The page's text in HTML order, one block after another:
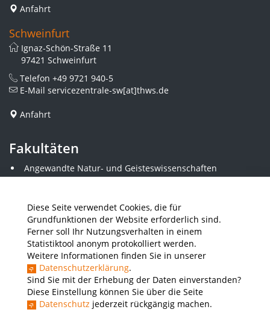
Diese Seite verwendet Cookies, die für
Grundfunktionen der Website erforderlich sind.
Ferner soll Ihr Nutzungsverhalten in einem
Statistiktool anonym protokolliert werden.
Weitere Informationen finden Sie in unserer
Datenschutzerklärung.
Sind Sie mit der Erhebung der Daten einverstanden?
Diese Einstellung können Sie über die Seite
Datenschutz jederzeit rückgängig machen.
Anfahrt
Schweinfurt
Ignaz-Schön-Straße 11
97421 Schweinfurt
Telefon +49 9721 940-5
E-Mail servicezentrale-sw[at]thws.de
Anfahrt
Fakultäten
Angewandte Natur- und Geisteswissenschaften
Angewandte Sozialwissenschaften
Elektrotechnik
Gestaltung
Informatik und Wirtschaftsinformatik
Kunststofftechnik und Vermessung
Maschinenbau
THWS Business School
Wirtschaftsingenieurwesen
Presse